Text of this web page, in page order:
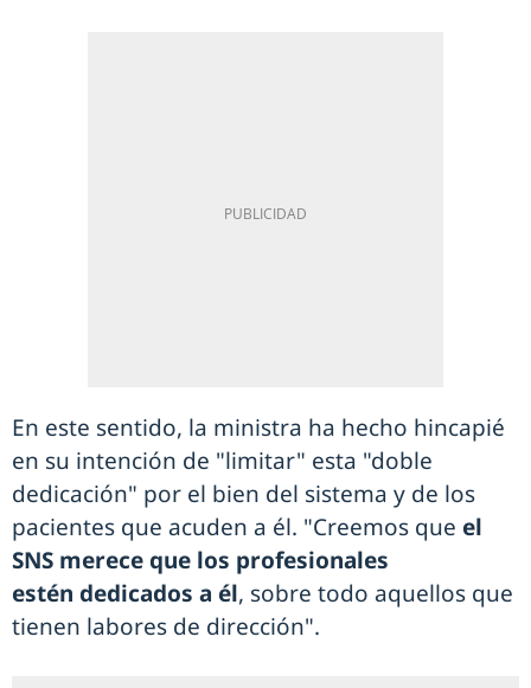
En este sentido, la ministra ha hecho hincapié
en su intención de "limitar" esta "doble
dedicación" por el bien del sistema y de los
pacientes que acuden a él. "Creemos que el
SNS merece que los profesionales
estén dedicados a él, sobre todo aquellos que
tienen labores de dirección".